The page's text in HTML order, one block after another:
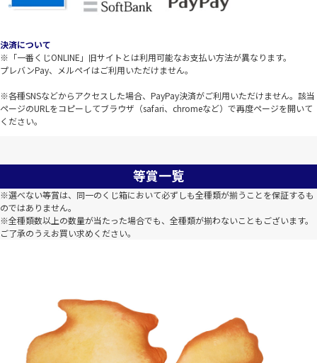
決済について
※「一番くじONLINE」旧サイトとは利用可能なお支払い方法が異なります。
プレバンPay、メルペイはご利用いただけません。
※各種SNSなどからアクセスした場合、PayPay決済がご利用いただけません。該当
ページのURLをコピーしてブラウザ（safari、chromeなど）で再度ページを開いて
ください。
等賞一覧
※選べない等賞は、同一のくじ箱において必ずしも全種類が揃うことを保証するも
のではありません。
※全種類数以上の数量が当たった場合でも、全種類が揃わないこともございます。
ご了承のうえお買い求めください。